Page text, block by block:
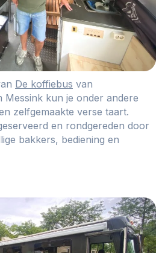
De koffiebus van
Messink kun je onder andere
zelfgemaakte verse taart.
en rondgereden door
bakkers, bediening en